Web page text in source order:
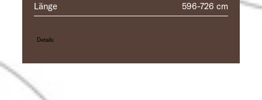
Länge
596-726 cm
Details